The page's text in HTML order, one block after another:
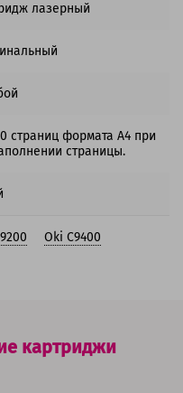
лазерный
страниц формата А4 при
страницы.
Oki C9400
картриджи